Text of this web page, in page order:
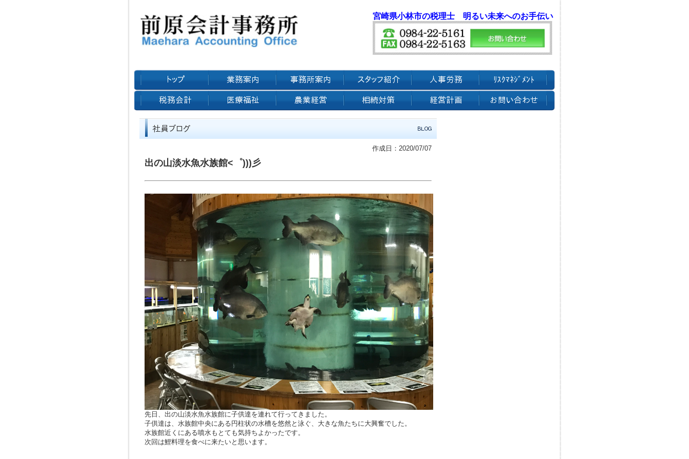
宮崎県小林市の税理士 明るい未来へのお手伝い
作成日：2020/07/07
出の山淡水魚水族館<゜)))彡
先日、出の山淡水魚水族館に子供達を連れて行ってきました。
子供達は、水族館中央にある円柱状の水槽を悠然と泳ぐ、大きな魚たちに大興奮でした。
水族館近くにある噴水もとても気持ちよかったです。
次回は鯉料理を食べに来たいと思います。